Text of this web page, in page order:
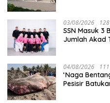
03/08/2026
SSN Masuk 3
Jumlah Akad
04/08/2026
‘Naga
Pesisir